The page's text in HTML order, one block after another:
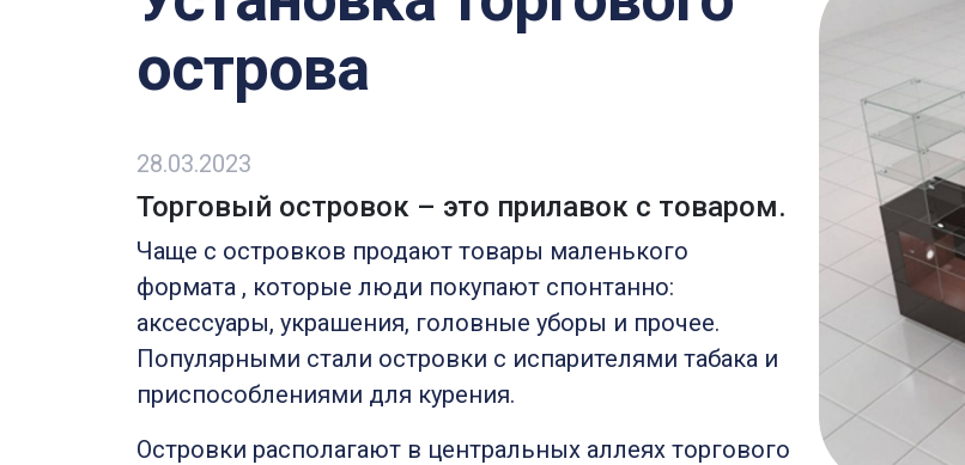
острова
28.03.2023
Торговый островок – это прилавок с товаром.
Чаще с островков продают товары маленького
формата , которые люди покупают спонтанно:
аксессуары, украшения, головные уборы и прочее.
Популярными стали островки с испарителями табака и
приспособлениями для курения.
Островки располагают в центральных аллеях торгового